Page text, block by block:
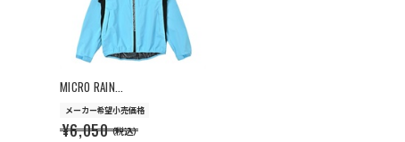
MICRO RAIN...
メーカー希望小売価格
¥6,050（税込）
>